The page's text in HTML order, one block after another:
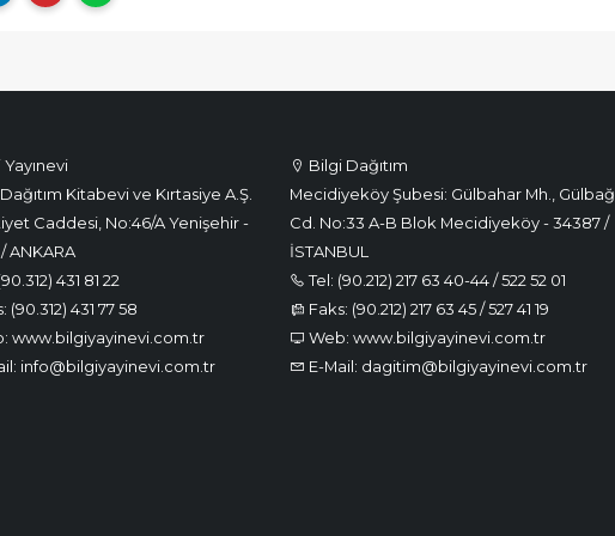
Kitabevi ve Kırtasiye A.Ş.
Caddesi, No:46/A Yenişehir -
ANKARA
431 81 22
(90.312) 431 77 58
www.bilgiyayinevi.com.tr
info@bilgiyayinevi.com.tr
Bilgi Dağıtım
Mecidiyeköy Şubesi: Gülbahar Mh., Gülbağ
Cd. No:33 A-B Blok Mecidiyeköy - 34387 /
İSTANBUL
Tel: (90.212) 217 63 40-44 / 522 52 01
Faks: (90.212) 217 63 45 / 527 41 19
Web: www.bilgiyayinevi.com.tr
E-Mail: dagitim@bilgiyayinevi.com.tr